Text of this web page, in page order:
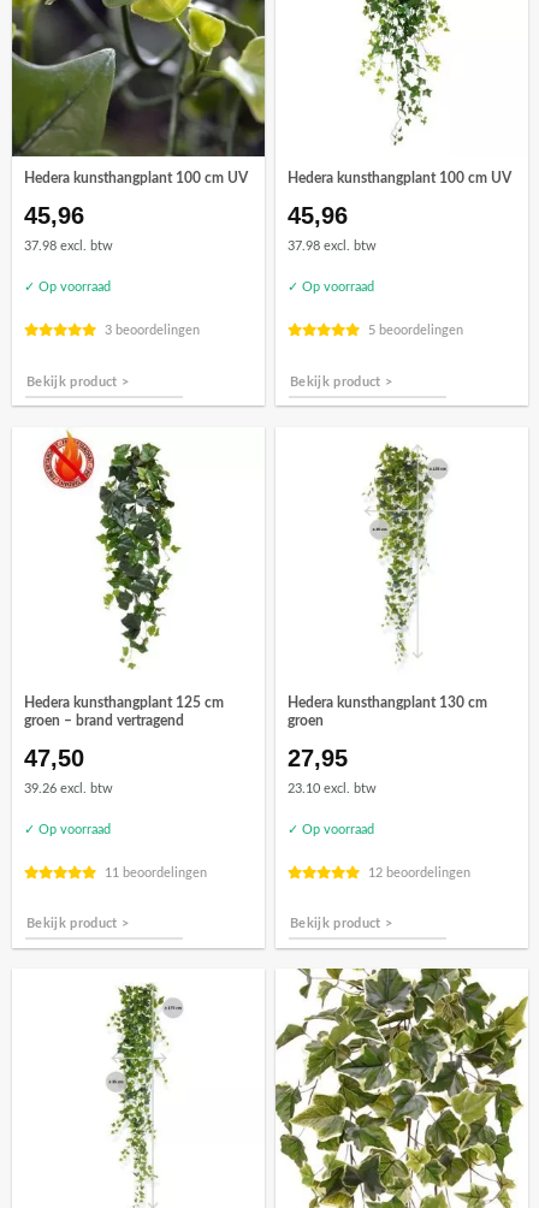
Hedera kunsthangplant 100 cm UV
45,96
37.98 excl. btw
✓ Op voorraad
3 beoordelingen
Bekijk product >
Hedera kunsthangplant 100 cm UV
45,96
37.98 excl. btw
✓ Op voorraad
5 beoordelingen
Bekijk product >
Hedera kunsthangplant 125 cm
groen – brand vertragend
47,50
39.26 excl. btw
✓ Op voorraad
11 beoordelingen
Bekijk product >
Hedera kunsthangplant 130 cm
groen
27,95
23.10 excl. btw
✓ Op voorraad
12 beoordelingen
Bekijk product >